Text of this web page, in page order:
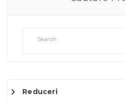
Reduceri